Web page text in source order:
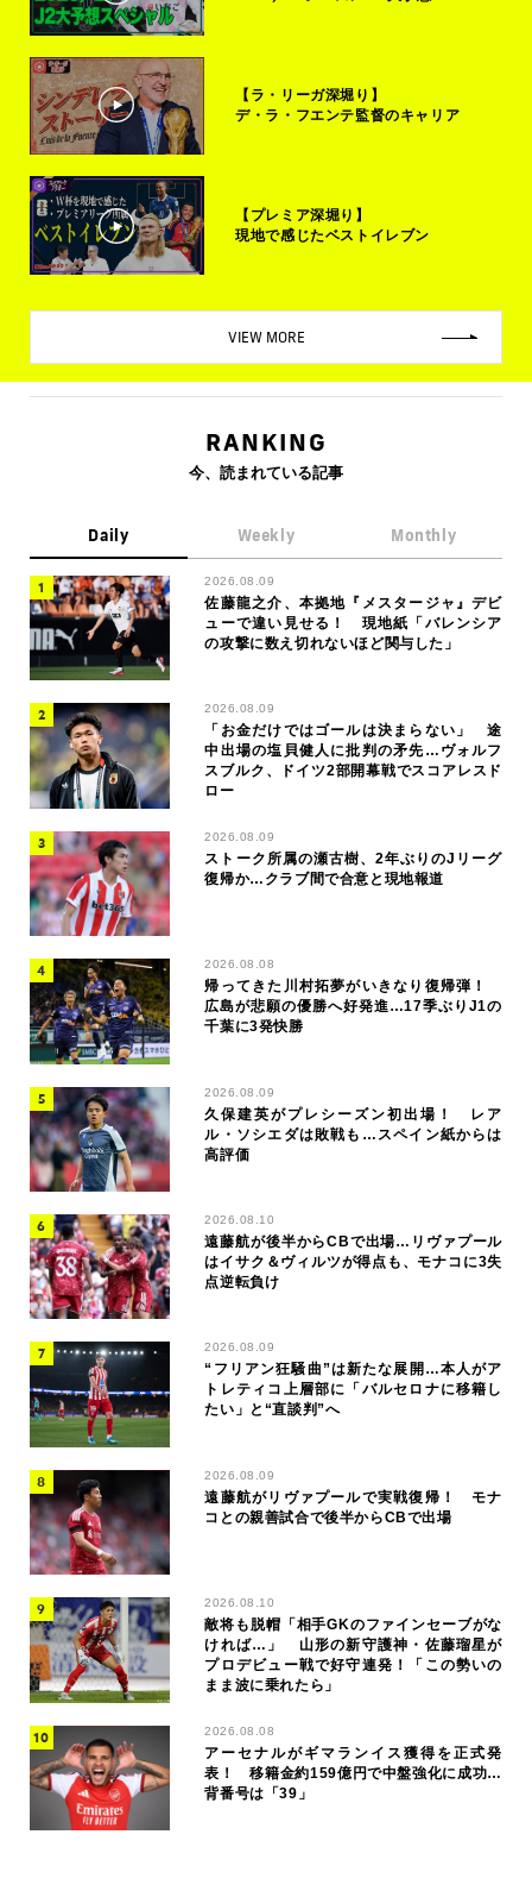
【ラ・リーガ深堀り】
デ・ラ・フエンテ監督のキャリア
【プレミア深堀り】
現地で感じたベストイレブン
VIEW MORE
RANKING
今、読まれている記事
Daily Weekly Monthly
2026.08.09
佐藤龍之介、本拠地『メスタージャ』デビ
ューで違い見せる！ 現地紙「バレンシア
の攻撃に数え切れないほど関与した」
2026.08.09
「お金だけではゴールは決まらない」 途
中出場の塩貝健人に批判の矛先…ヴォルフ
スブルク、ドイツ2部開幕戦でスコアレスド
ロー
2026.08.09
ストーク所属の瀬古樹、2年ぶりのJリーグ
復帰か…クラブ間で合意と現地報道
2026.08.08
帰ってきた川村拓夢がいきなり復帰弾！
広島が悲願の優勝へ好発進…17季ぶりJ1の
千葉に3発快勝
2026.08.09
久保建英がプレシーズン初出場！ レア
ル・ソシエダは敗戦も…スペイン紙からは
高評価
2026.08.10
遠藤航が後半からCBで出場…リヴァプール
はイサク＆ヴィルツが得点も、モナコに3失
点逆転負け
2026.08.09
“フリアン狂騒曲”は新たな展開…本人がア
トレティコ上層部に「バルセロナに移籍し
たい」と“直談判”へ
2026.08.09
遠藤航がリヴァプールで実戦復帰！ モナ
コとの親善試合で後半からCBで出場
2026.08.10
敵将も脱帽「相手GKのファインセーブがな
ければ…」 山形の新守護神・佐藤瑠星が
プロデビュー戦で好守連発！「この勢いの
まま波に乗れたら」
2026.08.08
アーセナルがギマランイス獲得を正式発
表！ 移籍金約159億円で中盤強化に成功…
背番号は「39」